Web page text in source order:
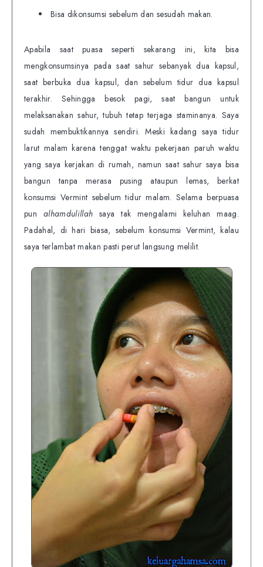
Bisa dikonsumsi sebelum dan sesudah makan.
Apabila saat puasa seperti sekarang ini, kita bisa
mengkonsumsinya pada saat sahur sebanyak dua kapsul,
saat berbuka dua kapsul, dan sebelum tidur dua kapsul
terakhir. Sehingga besok pagi, saat bangun untuk
melaksanakan sahur, tubuh tetap terjaga staminanya. Saya
sudah membuktikannya sendiri. Meski kadang saya tidur
larut malam karena tenggat waktu pekerjaan paruh waktu
yang saya kerjakan di rumah, namun saat sahur saya bisa
bangun tanpa merasa pusing ataupun lemas, berkat
konsumsi Vermint sebelum tidur malam. Selama berpuasa
pun alhamdulillah saya tak mengalami keluhan maag.
Padahal, di hari biasa, sebelum konsumsi Vermint, kalau
saya terlambat makan pasti perut langsung melilit.